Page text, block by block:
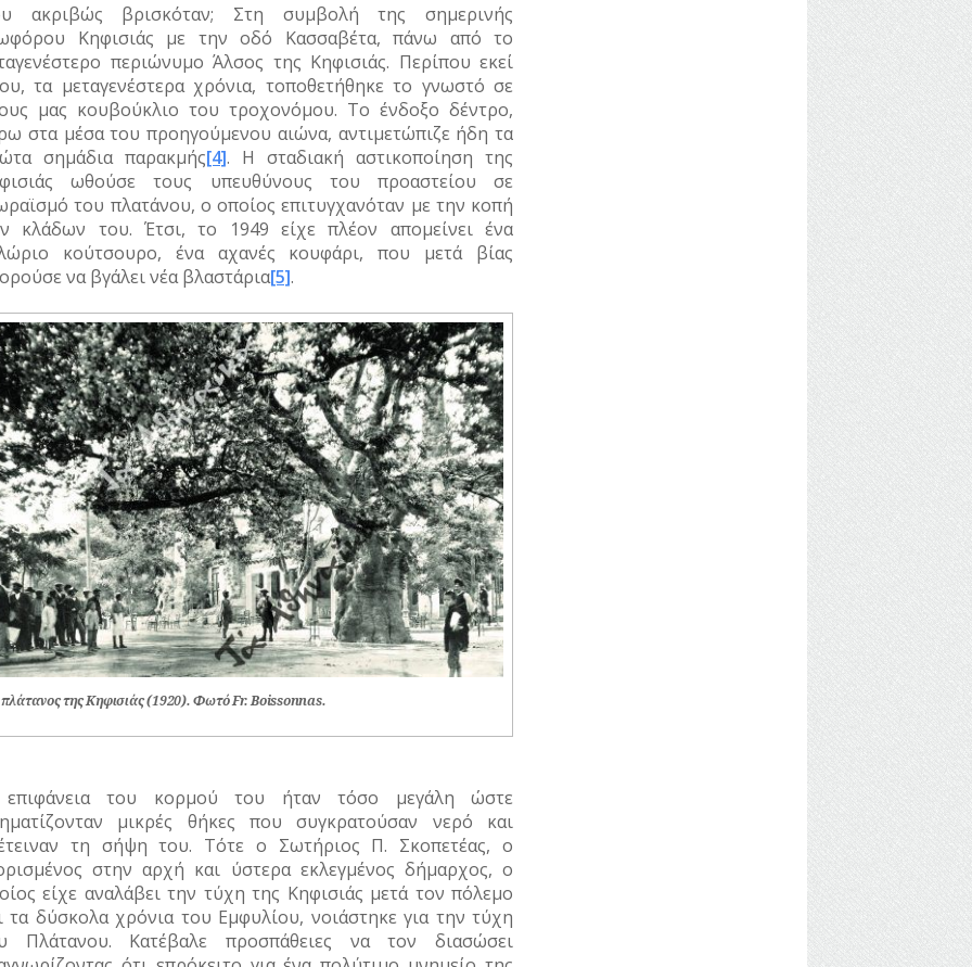
ακριβώς βρισκόταν; Στη συμβολή της σημερινής
Κηφισιάς με την οδό Κασσαβέτα, πάνω από το
περιώνυμο Άλσος της Κηφισιάς. Περίπου εκεί
τα μεταγενέστερα χρόνια, τοποθετήθηκε το γνωστό σε
μας κουβούκλιο του τροχονόμου. Το ένδοξο δέντρο,
στα μέσα του προηγούμενου αιώνα, αντιμετώπιζε ήδη τα
σημάδια παρακμής[4]. Η σταδιακή αστικοποίηση της
ωθούσε τους υπευθύνους του προαστείου σε
του πλατάνου, ο οποίος επιτυγχανόταν με την κοπή
κλάδων του. Έτσι, το 1949 είχε πλέον απομείνει ένα
κούτσουρο, ένα αχανές κουφάρι, που μετά βίας
να βγάλει νέα βλαστάρια[5].
της Κηφισιάς (1920). Φωτό Fr. Boissonnas.
του κορμού του ήταν τόσο μεγάλη ώστε
μικρές θήκες που συγκρατούσαν νερό και
τη σήψη του. Τότε ο Σωτήριος Π. Σκοπετέας, ο
στην αρχή και ύστερα εκλεγμένος δήμαρχος, ο
είχε αναλάβει την τύχη της Κηφισιάς μετά τον πόλεμο
τα δύσκολα χρόνια του Εμφυλίου, νοιάστηκε για την τύχη
Πλάτανου. Κατέβαλε προσπάθειες να τον διασώσει